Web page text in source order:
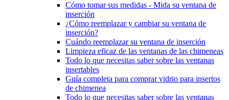
Cómo tomar sus medidas - Mida su ventana de
inserción
¿Cómo reemplazar y cambiar su ventana de
inserción?
Cuándo reemplazar su ventana de inserción
Limpieza eficaz de las ventanas de las chimeneas
Todo lo que necesitas saber sobre las ventanas
insertables
Guía completa para comprar vidrio para insertos
de chimenea
Todo lo que necesitas saber sobre las ventanas